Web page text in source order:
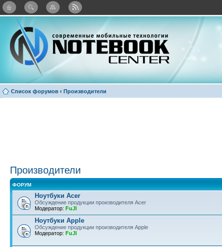
Каталог виджетов
Список форумов ‹ Производители
Производители
ФОРУМ
Ноутбуки Acer
Обсуждение продукции производителя Acer
Модератор: FuJI
Ноутбуки Apple
Обсуждение продукции производителя Apple
Модератор: FuJI